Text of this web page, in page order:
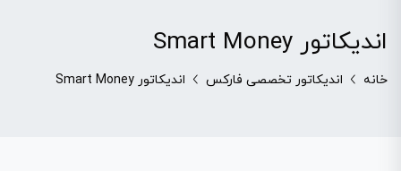
اندیکاتور Smart Money
خانه اندیکاتور تخصصی فارکس اندیکاتور Smart Money